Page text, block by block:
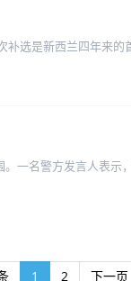
选是新西兰四年来
一名警方发言人表
1 2 下一页